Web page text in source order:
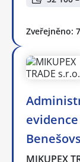
Zveřejněno:
MIKUPEX